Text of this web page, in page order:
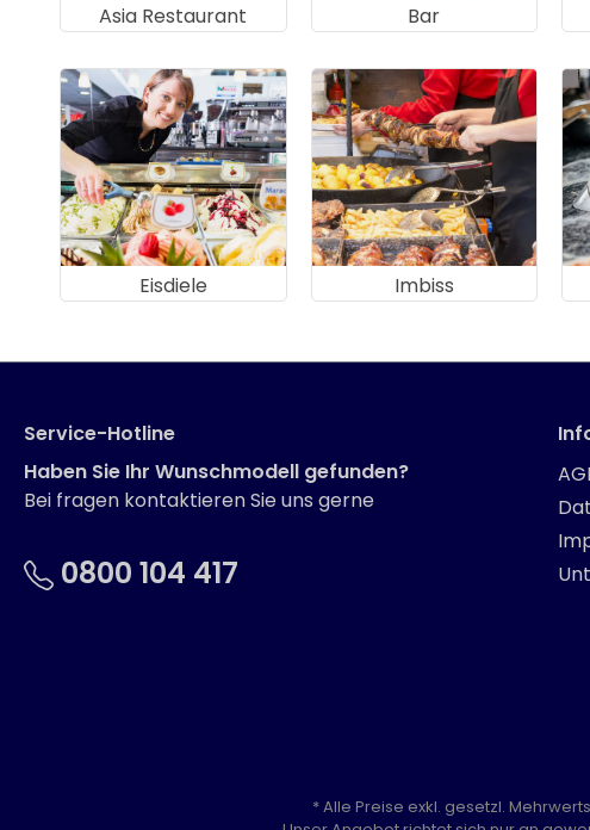
Asia Restaurant Bar
Eisdiele Imbiss
Service-Hotline
Haben Sie Ihr Wunschmodell gefunden?
Bei fragen kontaktieren Sie uns gerne
0800 104 417
* Alle Preise exkl. gesetzl.